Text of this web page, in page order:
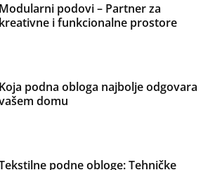
Modularni podovi – Partner za
kreativne i funkcionalne prostore
Koja podna obloga najbolje odgovara
domu
podne obloge: Tehničke